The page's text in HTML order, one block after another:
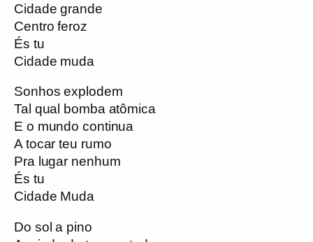
Cidade grande
Centro feroz
És tu
Cidade muda
Sonhos explodem
Tal qual bomba atômica
E o mundo continua
A tocar teu rumo
Pra lugar nenhum
És tu
Cidade Muda
Do sol a pino